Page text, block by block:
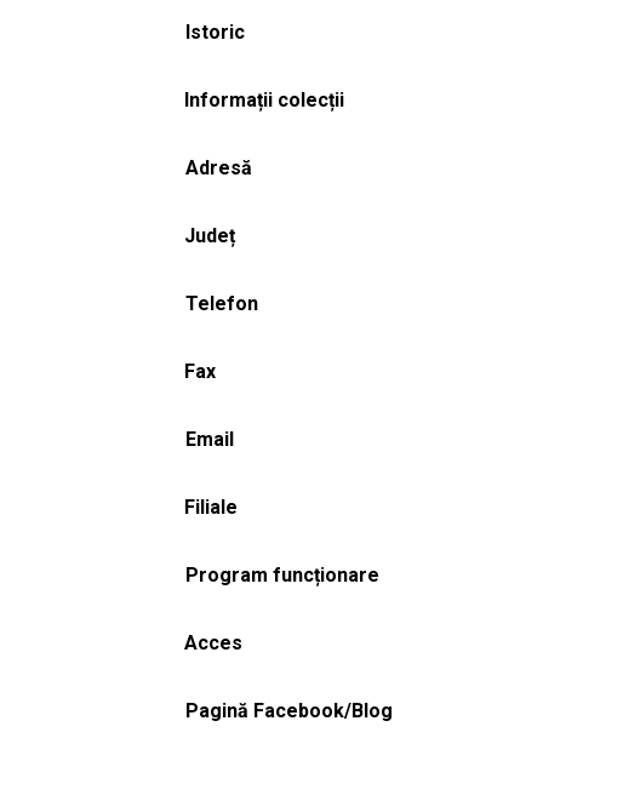
Istoric
Informații colecții
Adresă
Județ
Telefon
Fax
Email
Filiale
Program funcționare
Acces
Pagină Facebook/Blog